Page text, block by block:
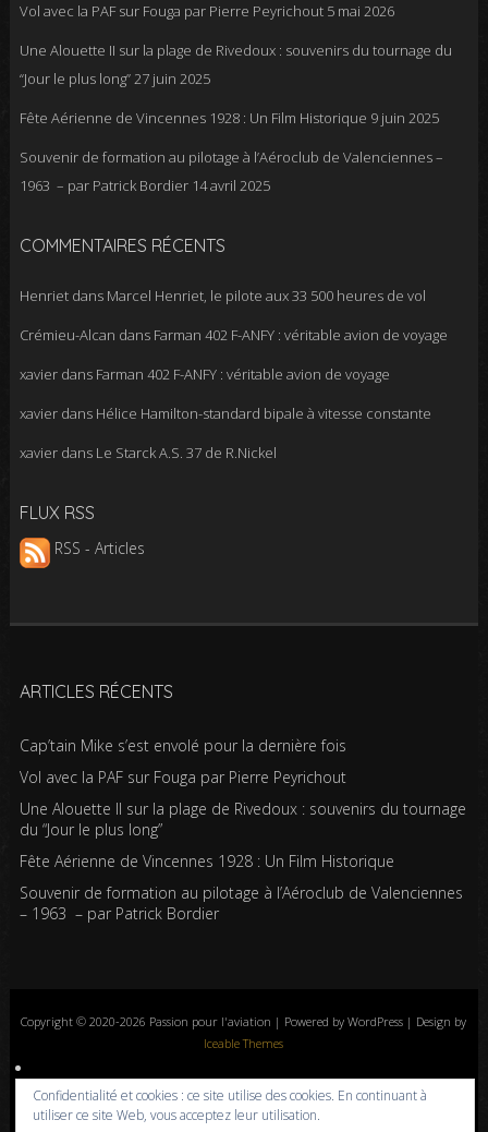
Vol avec la PAF sur Fouga par Pierre Peyrichout 5 mai 2026
Une Alouette II sur la plage de Rivedoux : souvenirs du tournage du
“Jour le plus long”27 juin 2025
Fête Aérienne de Vincennes 1928 : Un Film Historique 9 juin 2025
Souvenir de formation au pilotage à l’Aéroclub de Valenciennes –
1963 – par Patrick Bordier 14 avril 2025
COMMENTAIRES RÉCENTS
Henrietdans Marcel Henriet, le pilote aux 33 500 heures de vol
Crémieu-Alcan dans Farman 402 F-ANFY : véritable avion de voyage
xavierdans Farman 402 F-ANFY : véritable avion de voyage
xavierdans Hélice Hamilton-standard bipale à vitesse constante
xavierdans Le Starck A.S. 37 de R.Nickel
FLUX RSS
RSS - Articles
ARTICLES RÉCENTS
Cap’tain Mike s’est envolé pour la dernière fois
Vol avec la PAF sur Fouga par Pierre Peyrichout
Une Alouette II sur la plage de Rivedoux : souvenirs du tournage
du “Jour le plus long”
Fête Aérienne de Vincennes 1928 : Un Film Historique
Souvenir de formation au pilotage à l’Aéroclub de Valenciennes
– 1963 – par Patrick Bordier
Copyright © 2020-2026 Passion pour l'aviation | Powered by WordPress | Design by
Iceable Themes
Accueil Blog Albums photos Histoires de l’aviation
Contrôle aérien
Livres
Liens Contact Politique de confidentialité
Confidentialité et cookies : ce site utilise des cookies. En continuant à
utiliser ce site Web, vous acceptez leur utilisation.